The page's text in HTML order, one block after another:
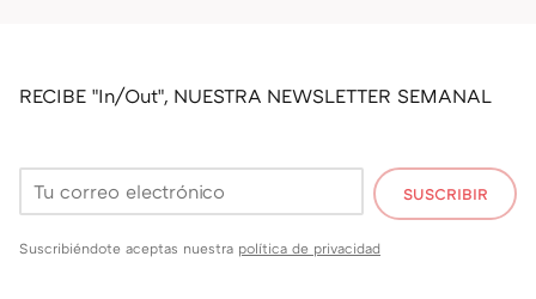
RECIBE "In/Out", NUESTRA NEWSLETTER SEMANAL
SUSCRIBIR
Suscribiéndote aceptas nuestra política de privacidad